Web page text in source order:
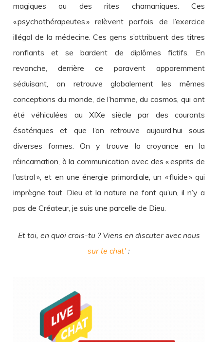
magiques ou des rites chamaniques. Ces
« psychothérapeutes » relèvent parfois de l’exercice
illégal de la médecine. Ces gens s’attribuent des titres
ronflants et se bardent de diplômes fictifs. En
revanche, derrière ce paravent apparemment
séduisant, on retrouve globalement les mêmes
conceptions du monde, de l’homme, du cosmos, qui ont
été véhiculées au XIXe siècle par des courants
ésotériques et que l’on retrouve aujourd’hui sous
diverses formes. On y trouve la croyance en la
réincarnation, à la communication avec des « esprits de
l’astral », et en une énergie primordiale, un « fluide » qui
imprègne tout. Dieu et la nature ne font qu’un, il n’y a
pas de Créateur, je suis une parcelle de Dieu.
Et toi, en quoi crois-tu ? Viens en discuter avec nous
sur le chat’: